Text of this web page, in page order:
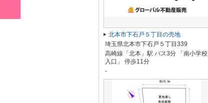
北本市下石戸５丁目の売地
埼玉県北本市下石戸５丁目339
高崎線「北本」駅 バス3分 「南小学校
入口」 停歩11分
-